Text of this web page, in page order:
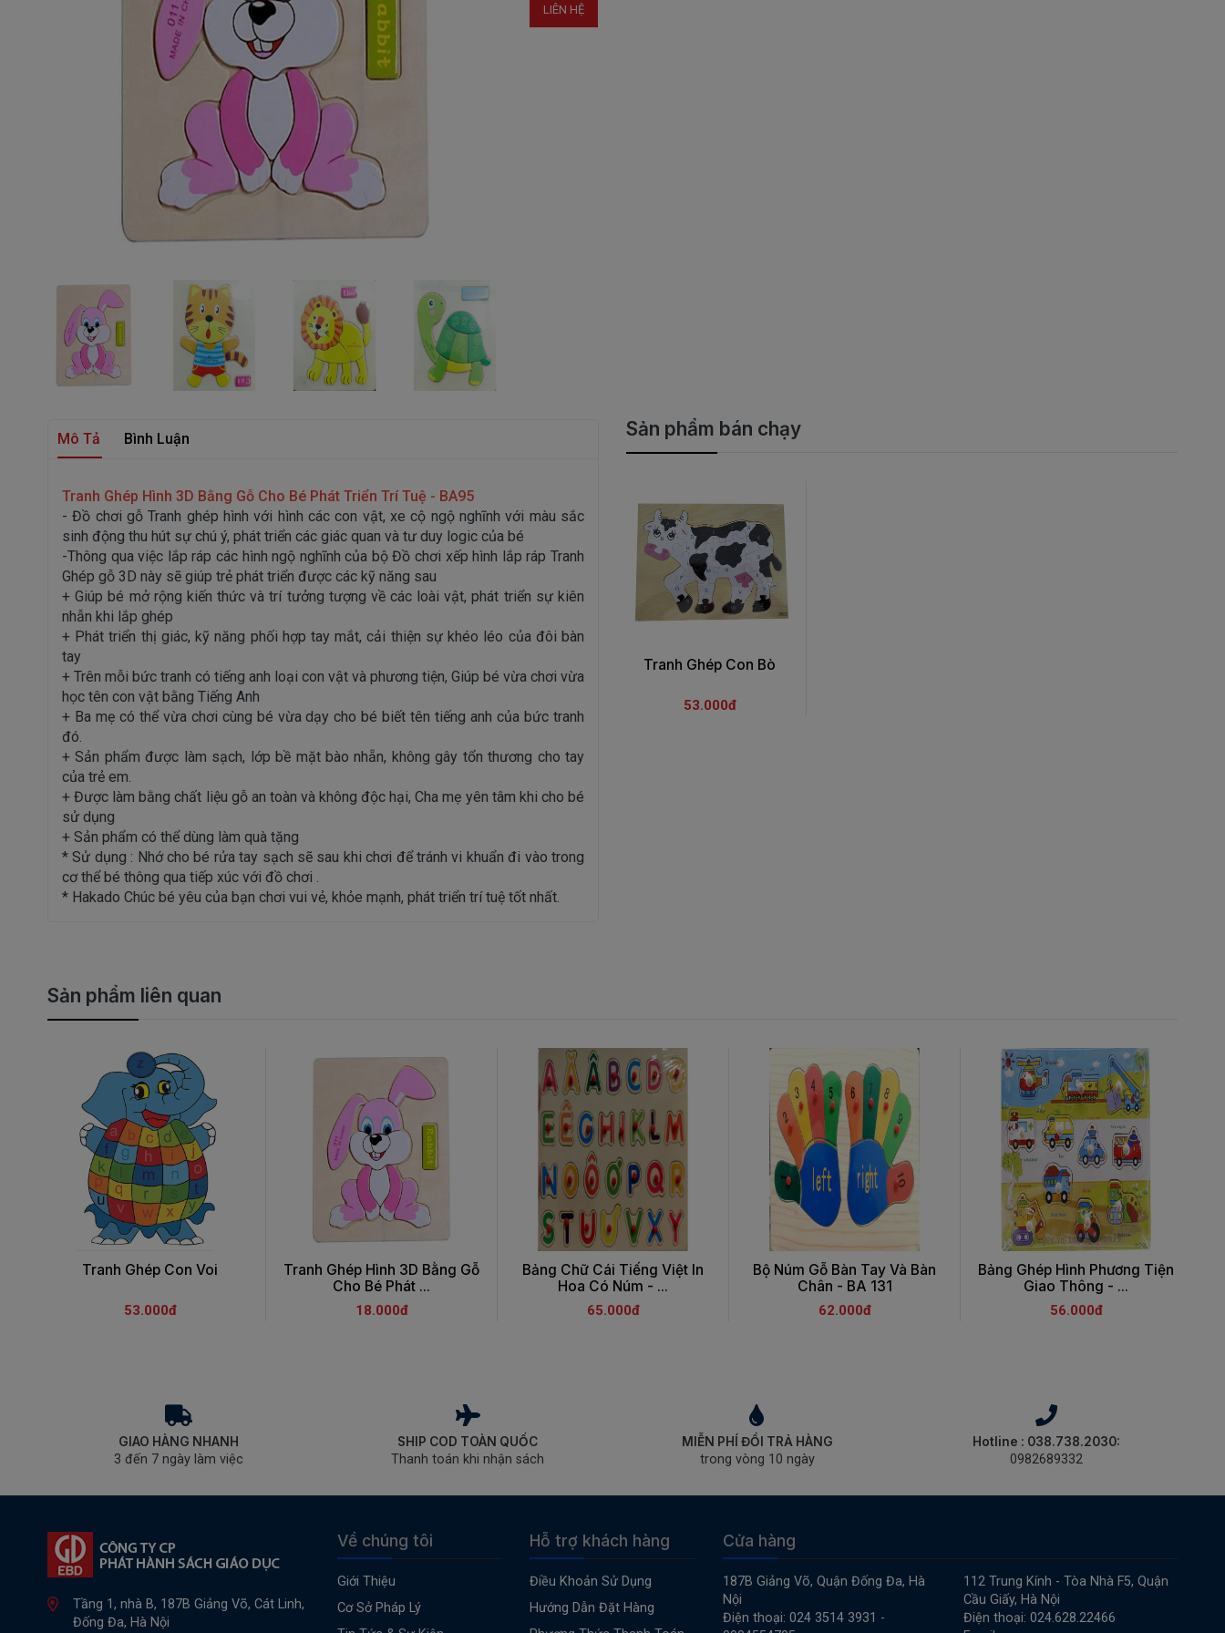
LIÊN HỆ
Mô Tả Bình Luận
Tranh Ghép Hình 3D Bằng Gỗ Cho Bé Phát Triển Trí Tuệ - BA95
- Đồ chơi gỗ Tranh ghép hình với hình các con vật, xe cộ ngộ nghĩnh với màu sắc
sinh động thu hút sự chú ý, phát triển các giác quan và tư duy logic của bé
-Thông qua việc lắp ráp các hình ngộ nghĩnh của bộ Đồ chơi xếp hình lắp ráp Tranh
Ghép gỗ 3D này sẽ giúp trẻ phát triển được các kỹ năng sau
+ Giúp bé mở rộng kiến thức và trí tưởng tượng về các loài vật, phát triển sự kiên
nhẫn khi lắp ghép
+ Phát triển thị giác, kỹ năng phối hợp tay mắt, cải thiện sự khéo léo của đôi bàn
tay
+ Trên mỗi bức tranh có tiếng anh loại con vật và phương tiện, Giúp bé vừa chơi vừa
học tên con vật bằng Tiếng Anh
+ Ba mẹ có thể vừa chơi cùng bé vừa dạy cho bé biết tên tiếng anh của bức tranh
đó.
+ Sản phẩm được làm sạch, lớp bề mặt bào nhẵn, không gây tổn thương cho tay
của trẻ em.
+ Được làm bằng chất liệu gỗ an toàn và không độc hại, Cha mẹ yên tâm khi cho bé
sử dụng
+ Sản phẩm có thể dùng làm quà tặng
* Sử dụng : Nhớ cho bé rửa tay sạch sẽ sau khi chơi để tránh vi khuẩn đi vào trong
cơ thể bé thông qua tiếp xúc với đồ chơi .
* Hakado Chúc bé yêu của bạn chơi vui vẻ, khỏe mạnh, phát triển trí tuệ tốt nhất.
Sản phẩm bán chạy
Tranh Ghép Con Bò
53.000đ
Sản phẩm liên quan
Tranh Ghép Con Voi
53.000đ
Tranh Ghép Hình 3D Bằng Gỗ
Cho Bé Phát ...
18.000đ
Bảng Chữ Cái Tiếng Việt In
Hoa Có Núm - ...
65.000đ
Bộ Núm Gỗ Bàn Tay Và Bàn
Chân - BA 131
62.000đ
Bảng Ghép Hình Phương Tiện
Giao Thông - ...
56.000đ
GIAO HÀNG NHANH
3 đến 7 ngày làm việc
SHIP COD TOÀN QUỐC
Thanh toán khi nhận sách
MIỄN PHÍ ĐỔI TRẢ HÀNG
trong vòng 10 ngày
Hotline : 038.738.2030:
0982689332
Tầng 1, nhà B, 187B Giảng Võ, Cát Linh,
Đống Đa, Hà Nội
Về chúng tôi
Giới Thiệu
Cơ Sở Pháp Lý
Hỗ trợ khách hàng
Điều Khoản Sử Dụng
Hướng Dẫn Đặt Hàng
Cửa hàng
187B Giảng Võ, Quận Đống Đa, Hà
Nội
Điện thoại: 024 3514 3931 -
112 Trung Kính - Tòa Nhà F5, Quận
Cầu Giấy, Hà Nội
Điện thoại: 024.628.22466